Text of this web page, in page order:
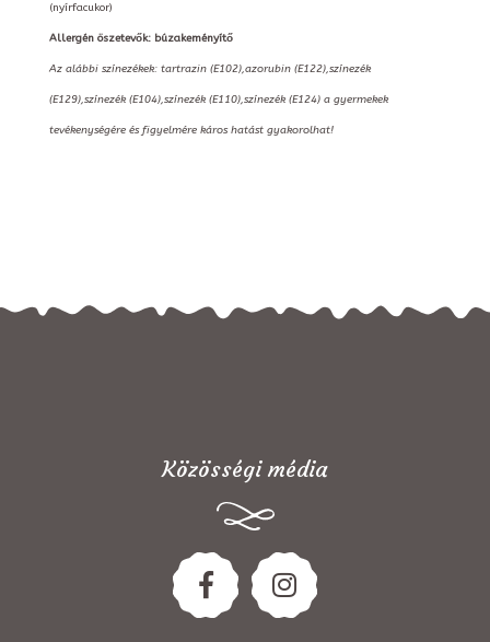
(nyírfacukor)
Allergén öszetevők: búzakeményítő
Az alábbi színezékek: tartrazin (E102),azorubin (E122),színezék
(E129),színezék (E104),színezék (E110),színezék (E124) a gyermekek
tevékenységére és figyelmére káros hatást gyakorolhat!
Közösségi média